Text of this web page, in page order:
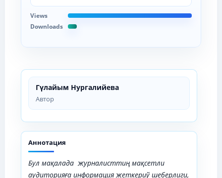
Гүлайым Нургалийева
Автор
Аннотация
Бул мақалада журналисттиң мақсетли
аудиторияға информация жеткериў шеберлиги,
Views
Downloads